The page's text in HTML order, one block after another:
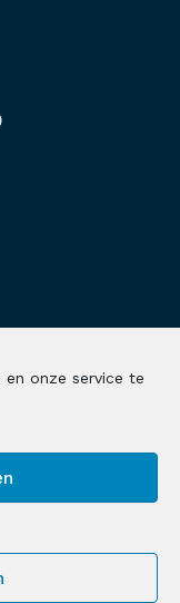
onze service te
|